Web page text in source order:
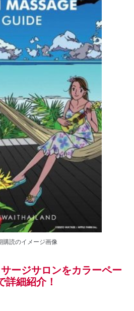
読のイメージ画像
ージサロンをカラーペー
詳細紹介！